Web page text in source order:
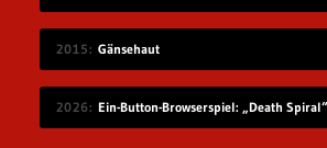
2015 Gänsehaut
2026 Ein-Button-Browserspiel: „Death Spiral“